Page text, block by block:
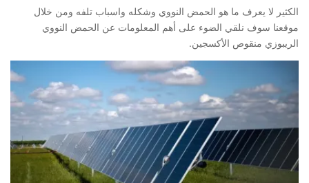
الكثير لا يعرف ما هو الحمض النووي وشكله واسباب تلفه ومن خلال
موقعنا سوف نلقي الضوء على أهم المعلومات عن الحمض النووي
الريبوزي منقوص الأكسجين.